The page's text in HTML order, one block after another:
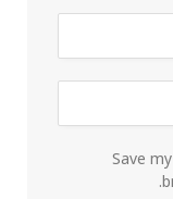
Save